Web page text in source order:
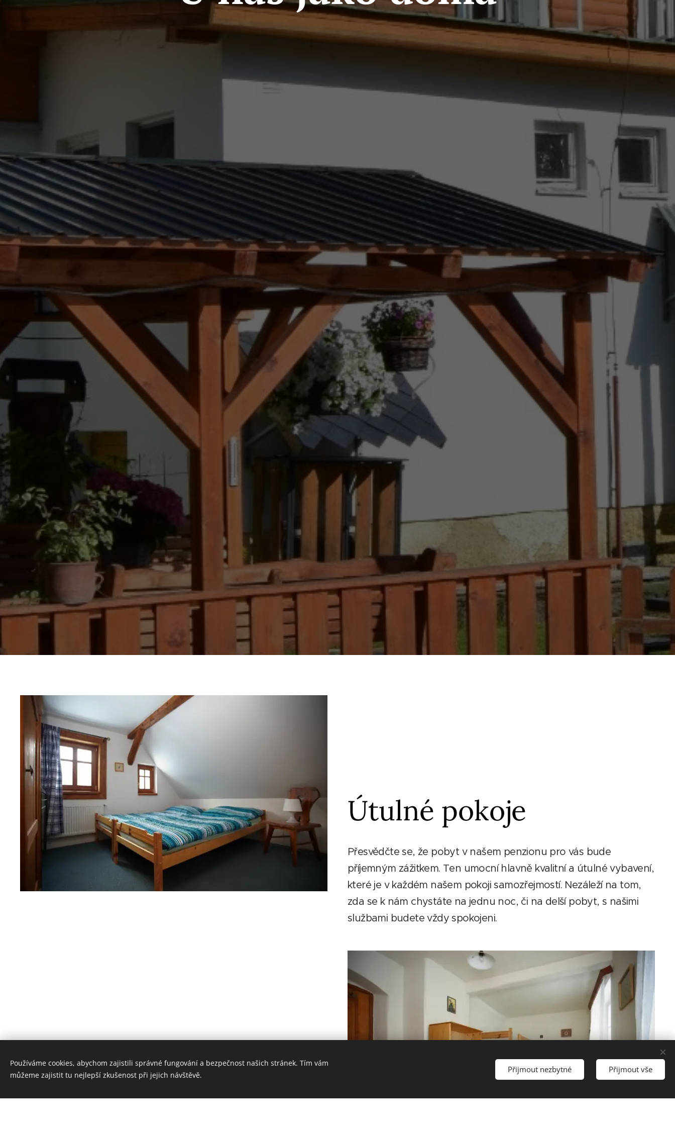
Útulné pokoje
Přesvědčte se, že pobyt v našem penzionu pro vás bude
příjemným zážitkem. Ten umocní hlavně kvalitní a útulné vybavení,
které je v každém našem pokoji samozřejmostí. Nezáleží na tom,
zda se k nám chystáte na jednu noc, či na delší pobyt, s našimi
službami budete vždy spokojeni.
Prvotřídní služby
Používáme cookies, abychom zajistili správné fungování a bezpečnost našich stránek. Tím vám
můžeme zajistit tu nejlepší zkušenost při jejich návštěvě.
Přijmout nezbytné Přijmout vše